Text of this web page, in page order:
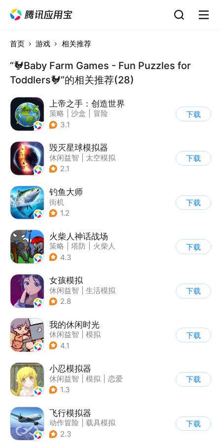
首页 游戏 相关推荐
“🐓Baby Farm Games - Fun Puzzles for
Toddlers🐓”的相关推荐(28)
上帝之手：创造世界
策略 沙盒
冒险
| 卡通
3.1
下载
毁灭星球模拟器
休闲益智
太空模拟
| 太空
2.1
下载
钓鱼大师
街机
1.2
下载
火柴人神话战场
策略 塔防
火柴人
| 休闲益智
4.3
下载
女孩模拟
休闲益智
生活模拟
| 校园
2.8
下载
我的休闲时光
休闲益智
模拟
4.1
下载
小忍模拟器
休闲益智 模拟
恋爱
| 女性向
1.3
下载
飞行模拟器
动作冒险
载具模拟
| 飞机
2.3
下载